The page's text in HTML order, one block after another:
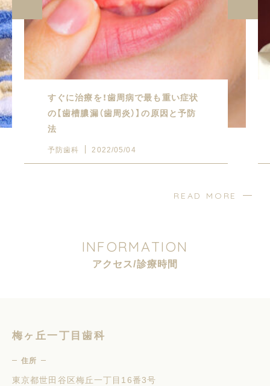
すぐに治療を！歯周病で最も重い症状
の【歯槽膿漏（歯周炎）】の原因と予防
法
予防歯科 2022/05/04
READ MORE
INFORMATION
アクセス/診療時間
梅ヶ丘一丁目歯科
住所
東京都世田谷区梅丘一丁目16番3号